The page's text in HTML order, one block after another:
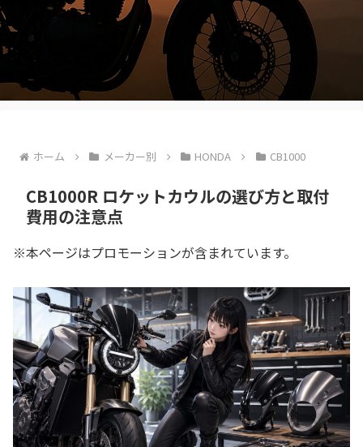
ホーム メーカー別 HONDA CB1000
CB1000R ロケットカウルの選び方と取付
費用の注意点
※本ページはプロモーションが含まれています。